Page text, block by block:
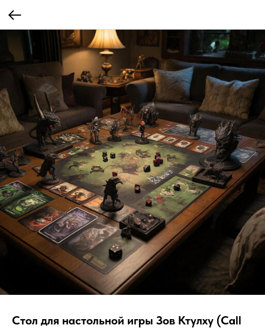
Стол для настольной игры Зов Ктулху (Call